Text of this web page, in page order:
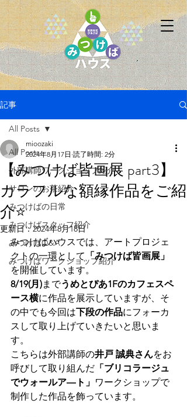
記事
All Posts
外部講師ワークショップ紹介
サロンのお茶紹介
みつけばの日常
みつけばスタッフ紹介
みつけばQ&A
みつけばワークショップ紹介
All Posts
【みつけば皆画展 part3】
カラフルな額縁作品をご紹
介⭐
mioozaki
2024年8月17日 読了時間: 2分
更新日：2024年8月18日
みつけばハウスでは、アートプロジェ
クトの一環として 「みつけば皆画展」
を開催しています。
8/19(月)までうめとぴあ1Fのカフェスペ
ース横に作品を展示していますが、そ
の中でも今回は下段の作品にフォーカ
スして取り上げていきたいと思いま
す。
こちらは外部講師の井戸 誠典さんをお
呼びして取り組んだ 「ブリコラージュ
でウォールア―ト」 ワークショップで
制作した作品を飾っています。